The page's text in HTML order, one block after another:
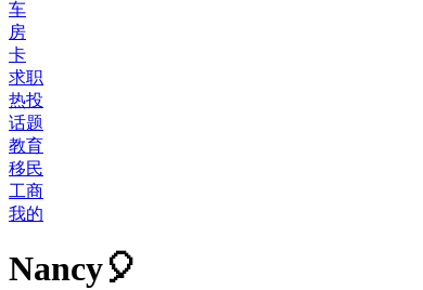
车
房
卡
求职
热投
话题
教育
移民
工商
我的
Nancy🎈